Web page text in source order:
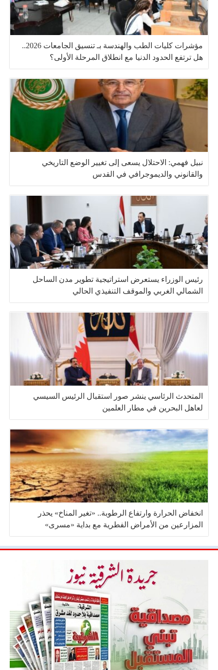
مؤشرات كليات الطب والهندسة بـ تنسيق الجامعات 2026..
هل ترتفع الحدود الدنيا مع انطلاق المرحلة الأولى؟
نبيل فهمي: الاحتلال يسعى إلى تغيير الوضع التاريخي
والقانوني والديموجرافي في القدس
رئيس الوزراء يستعرض استراتيجية تطوير مدن الساحل
الشمالي الغربي والموقف التنفيذي الحالي
المتحدث الرئاسي ينشر صور استقبال الرئيس السيسي
لعاهل البحرين في مطار العلمين
انخفاض الحرارة وارتفاع الرطوبة.. «تغير المناخ» يحذر
المزارعين من الأمراض الفطرية مع بداية «مسرى»